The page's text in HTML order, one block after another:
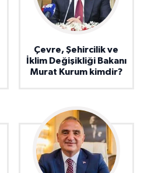
Çevre, Şehircilik ve
İklim Değişikliği Bakanı
Murat Kurum kimdir?